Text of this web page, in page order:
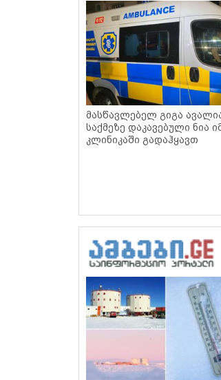
მასწავლებელ გიგა
საქმეზე დაკავებული ნია
კლინიკაში გადაჰყავთ